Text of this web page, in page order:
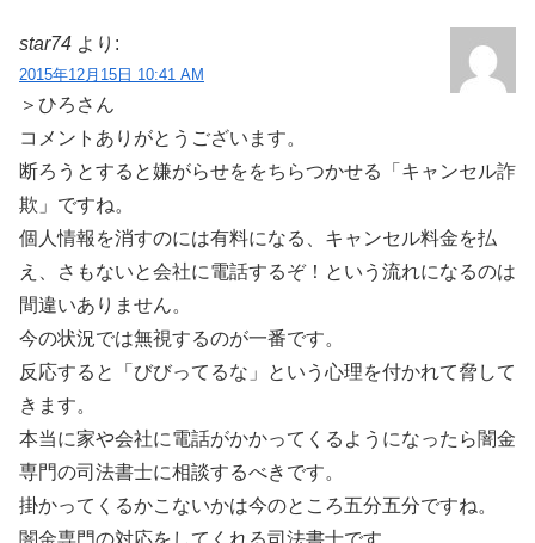
star74 より:
2015年12月15日 10:41 AM
＞ひろさん
コメントありがとうございます。
断ろうとすると嫌がらせををちらつかせる「キャンセル詐
欺」ですね。
個人情報を消すのには有料になる、キャンセル料金を払
え、さもないと会社に電話するぞ！という流れになるのは
間違いありません。
今の状況では無視するのが一番です。
反応すると「びびってるな」という心理を付かれて脅して
きます。
本当に家や会社に電話がかかってくるようになったら闇金
専門の司法書士に相談するべきです。
掛かってくるかこないかは今のところ五分五分ですね。
闇金専門の対応をしてくれる司法書士です。